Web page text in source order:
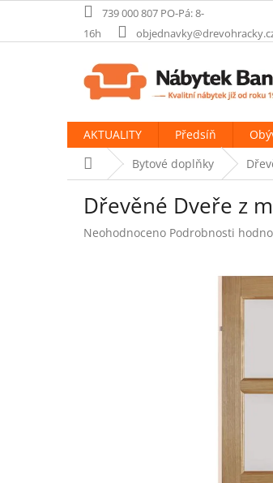
obsah
739 000 807 PO-Pá: 8-
16h
AKTUALITY Předsíň
Domů Bytové doplňky
Dřevěné Dveře z
Průměrné
Neohodnoceno Podrobnosti